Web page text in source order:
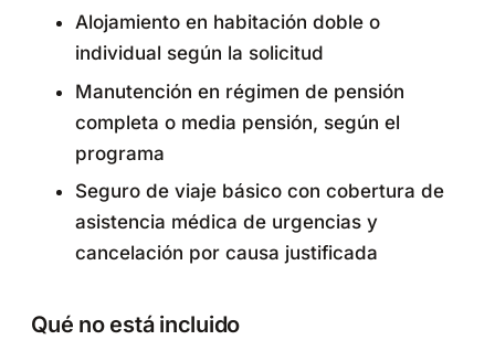
Alojamiento en habitación doble o
individual según la solicitud
Manutención en régimen de pensión
completa o media pensión, según el
programa
Seguro de viaje básico con cobertura de
asistencia médica de urgencias y
cancelación por causa justificada
Qué no está incluido